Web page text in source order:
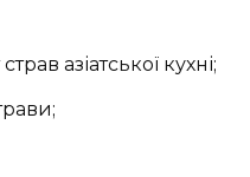
азіатської кухні;